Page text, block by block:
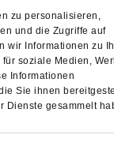
zu personalisieren,
und die Zugriffe auf
wir Informationen zu
soziale Medien,
Informationen
Sie ihnen
Dienste gesammelt